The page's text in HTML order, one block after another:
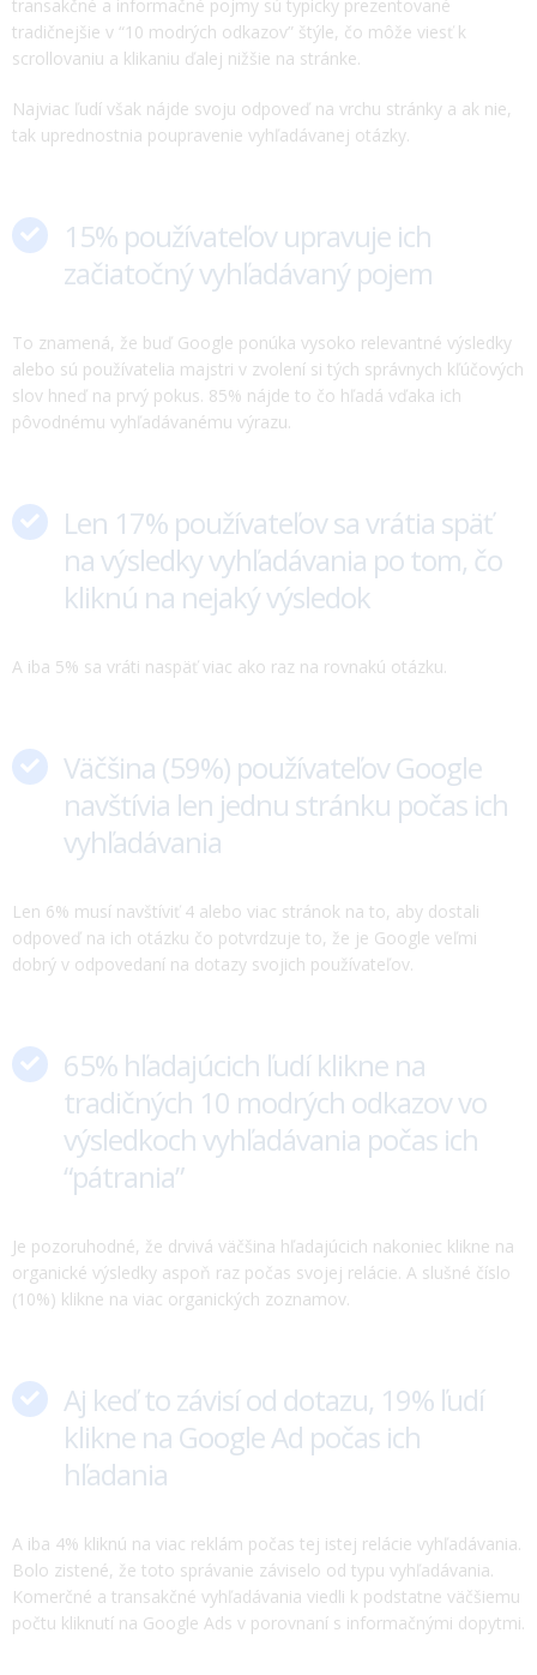
transakčné a informačné pojmy sú typicky prezentované
tradičnejšie v “10 modrých odkazov” štýle, čo môže viesť k
scrollovaniu a klikaniu ďalej nižšie na stránke.
Najviac ľudí však nájde svoju odpoveď na vrchu stránky a ak nie,
tak uprednostnia poupravenie vyhľadávanej otázky.
15% používateľov upravuje ich
začiatočný vyhľadávaný pojem
To znamená, že buď Google ponúka vysoko relevantné výsledky
alebo sú používatelia majstri v zvolení si tých správnych kľúčových
slov hneď na prvý pokus. 85% nájde to čo hľadá vďaka ich
pôvodnému vyhľadávanému výrazu.
Len 17% používateľov sa vrátia späť
na výsledky vyhľadávania po tom, čo
kliknú na nejaký výsledok
A iba 5% sa vráti naspäť viac ako raz na rovnakú otázku.
Väčšina (59%) používateľov Google
navštívia len jednu stránku počas ich
vyhľadávania
Len 6% musí navštíviť 4 alebo viac stránok na to, aby dostali
odpoveď na ich otázku čo potvrdzuje to, že je Google veľmi
dobrý v odpovedaní na dotazy svojich používateľov.
65% hľadajúcich ľudí klikne na
tradičných 10 modrých odkazov vo
výsledkoch vyhľadávania počas ich
“pátrania”
Je pozoruhodné, že drvivá väčšina hľadajúcich nakoniec klikne na
organické výsledky aspoň raz počas svojej relácie. A slušné číslo
(10%) klikne na viac organických zoznamov.
Aj keď to závisí od dotazu, 19% ľudí
klikne na Google Ad počas ich
hľadania
A iba 4% kliknú na viac reklám počas tej istej relácie vyhľadávania.
Bolo zistené, že toto správanie záviselo od typu vyhľadávania.
Komerčné a transakčné vyhľadávania viedli k podstatne väčšiemu
počtu kliknutí na Google Ads v porovnaní s informačnými dopytmi.